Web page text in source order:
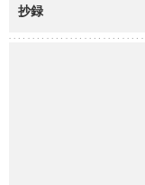
抄録